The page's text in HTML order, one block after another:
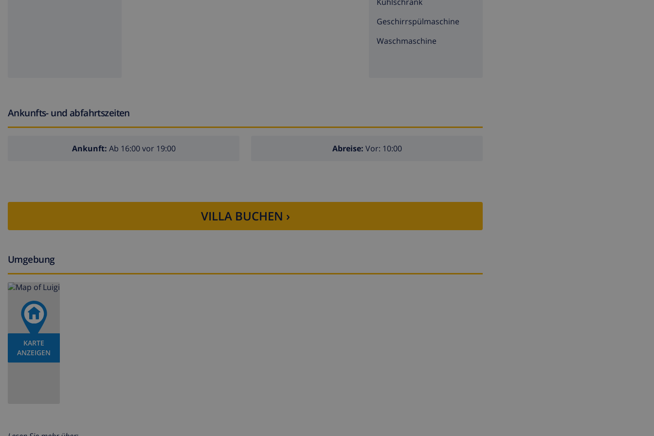
Geschirrspülmaschine
Waschmaschine
Ankunfts- und abfahrtszeiten
Ankunft: Ab 16:00 vor 19:00 Abreise: Vor: 10:00
VILLA BUCHEN ›
Umgebung
KARTE
ANZEIGEN